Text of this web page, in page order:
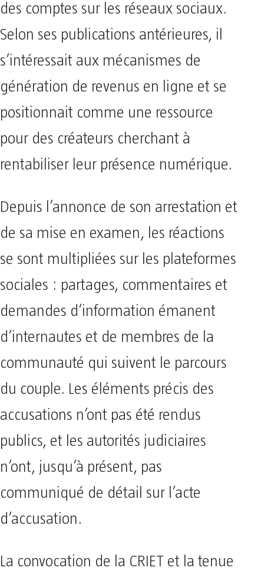
des comptes sur les réseaux sociaux.
Selon ses publications antérieures, il
s’intéressait aux mécanismes de
génération de revenus en ligne et se
positionnait comme une ressource
pour des créateurs cherchant à
rentabiliser leur présence numérique.
Depuis l’annonce de son arrestation et
de sa mise en examen, les réactions
se sont multipliées sur les plateformes
sociales : partages, commentaires et
demandes d’information émanent
d’internautes et de membres de la
communauté qui suivent le parcours
du couple. Les éléments précis des
accusations n’ont pas été rendus
publics, et les autorités judiciaires
n’ont, jusqu’à présent, pas
communiqué de détail sur l’acte
d’accusation.
La convocation de la CRIET et la tenue